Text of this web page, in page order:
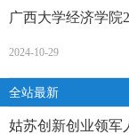
广西大学经济学院
2024-10-29
全站最新
姑苏创新创业领军